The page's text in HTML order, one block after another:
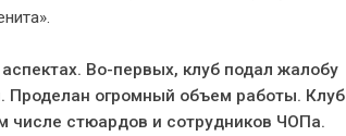
Во-первых, клуб подал жалобу
Проделан огромный объем работы. Клуб
числе стюардов и сотрудников ЧОПа.